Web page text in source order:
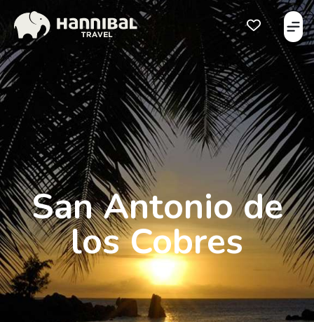
Åben
San Antonio de
los Cobres